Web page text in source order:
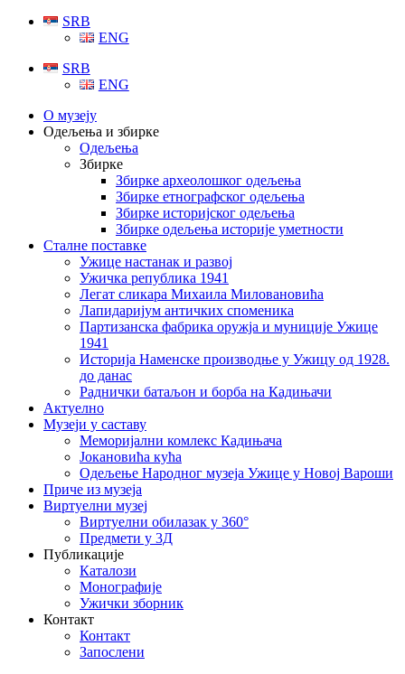
SRB
ENG
SRB
ENG
О музеју
Одељења и збирке
Одељења
Збирке
Збирке археолошког одељења
Збирке етнографског одељења
Збирке историјског одељења
Збирке одељења историје уметности
Сталне поставке
Ужице настанак и развој
Ужичка република 1941
Легат сликара Михаила Миловановића
Лапидаријум античких споменика
Партизанска фабрика оружја и муниције Ужице
1941
Историја Наменске производње у Ужицу од 1928.
до данас
Раднички батаљон и борба на Кадињачи
Актуелно
Музеји у саставу
Меморијални комлекс Кадињача
Јокановића кућа
Oдељење Народног музеја Ужице у Новој Вароши
Приче из музеја
Виртуелни музеј
Виртуелни обилазак у 360°
Предмети у 3Д
Публикације
Каталози
Монографије
Ужички зборник
Контакт
Контакт
Запослени